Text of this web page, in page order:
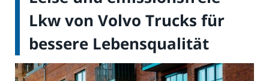
Lkw von Volvo Trucks für
bessere Lebensqualität